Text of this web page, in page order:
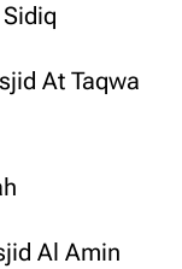
At Taqwa
Al Amin